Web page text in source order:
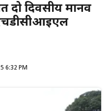
दो दिवसीय मानव
6:32 PM